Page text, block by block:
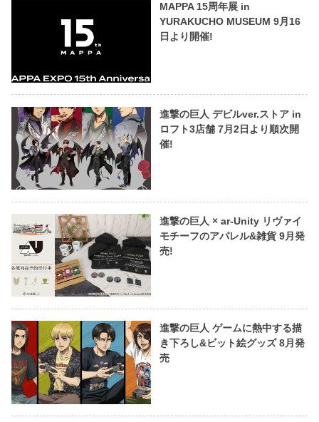
MAPPA 15周年展 in
YURAKUCHO MUSEUM 9月16
日より開催!
進撃の巨人 デビルver.ストア in
ロフト3店舗 7月2日より順次開
催!
進撃の巨人 × ar-Unity リヴァイ
モチーフのアパレル&雑貨 9月発
売!
進撃の巨人 ゲームに熱中する描
き下ろし&ビット絵グッズ 8月発
売